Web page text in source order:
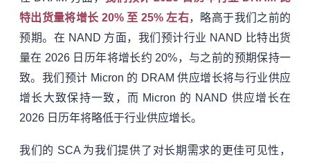
特出货量将增长 20% 至 25% 左右，略高于我们之前的
预期。在 NAND 方面，我们预计行业 NAND 比特出货
量在 2026 日历年将增长约 20%，与之前的预期保持一
致。我们预计 Micron 的 DRAM 供应增长将与行业供应
增长大致保持一致，而 Micron 的 NAND 供应增长在
2026 日历年将略低于行业供应增长。
我们的 SCA 为我们提供了对长期需求的更佳可见性，